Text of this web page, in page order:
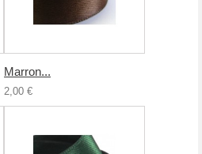
Marron...
2,00 €